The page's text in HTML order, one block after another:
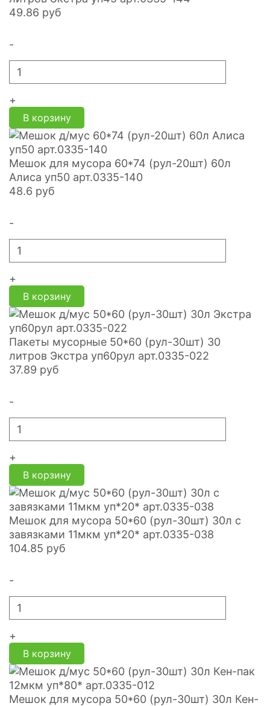
49.86 руб
-
+
В корзину
Мешок для мусора 60*74 (рул-20шт) 60л
Алиса уп50 арт.0335-140
48.6 руб
-
+
В корзину
Пакеты мусорные 50*60 (рул-30шт) 30
литров Экстра уп60рул арт.0335-022
37.89 руб
-
+
В корзину
Мешок для мусора 50*60 (рул-30шт) 30л с
завязками 11мкм уп*20* арт.0335-038
104.85 руб
-
+
В корзину
Мешок для мусора 50*60 (рул-30шт) 30л Кен-